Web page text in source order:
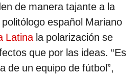
de manera tajante a la
español Mariano
Latinala polarización se
que por las ideas. “Es
de un equipo de fútbol”,